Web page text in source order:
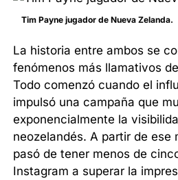
Tim Payne jugador de Nueva Zelanda.
La historia entre ambos se
fenómenos más llamativos
Todo comenzó cuando el
impulsó una campaña que
exponencialmente la
neozelandés. A partir de ese
pasó de tener menos de
Instagram a superar la